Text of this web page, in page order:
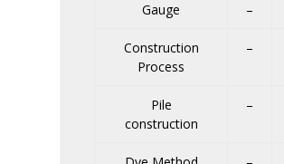
Gauge –
Construction
Process
–
Pile
construction
–